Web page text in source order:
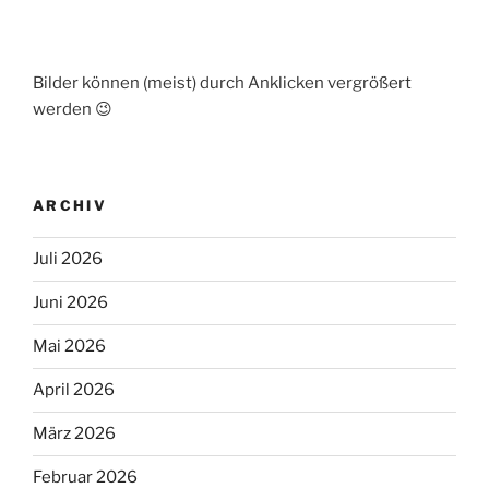
Bilder können (meist) durch Anklicken vergrößert
werden 😉
ARCHIV
Juli 2026
Juni 2026
Mai 2026
April 2026
März 2026
Februar 2026